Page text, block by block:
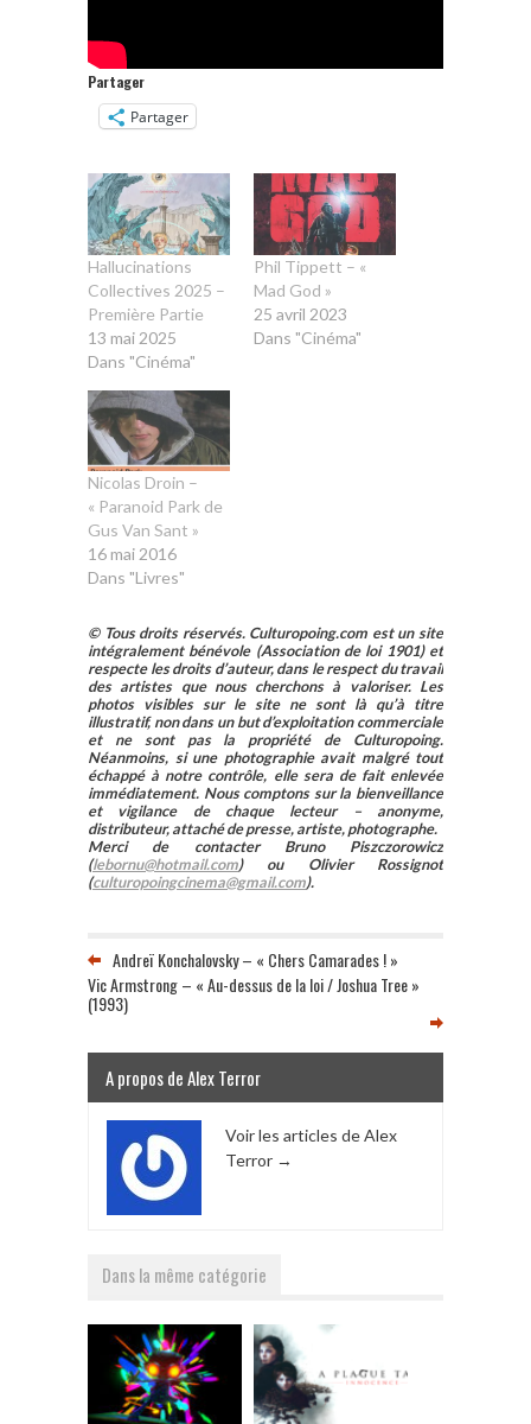
Partager
Partager
Hallucinations
Collectives 2025 –
Première Partie
13 mai 2025
Dans "Cinéma"
Phil Tippett – «
Mad God »
25 avril 2023
Dans "Cinéma"
Nicolas Droin –
« Paranoid Park de
Gus Van Sant »
16 mai 2016
Dans "Livres"
© Tous droits réservés. Culturopoing.com est un site
intégralement bénévole (Association de loi 1901) et
respecte les droits d’auteur, dans le respect du travail
des artistes que nous cherchons à valoriser. Les
photos visibles sur le site ne sont là qu’à titre
illustratif, non dans un but d’exploitation commerciale
et ne sont pas la propriété de Culturopoing.
Néanmoins, si une photographie avait malgré tout
échappé à notre contrôle, elle sera de fait enlevée
immédiatement. Nous comptons sur la bienveillance
et vigilance de chaque lecteur – anonyme,
distributeur, attaché de presse, artiste, photographe.
Merci de contacter Bruno Piszczorowicz
(lebornu@hotmail.com) ou Olivier Rossignot
(culturopoingcinema@gmail.com).
Andreï Konchalovsky – « Chers Camarades ! »
Vic Armstrong – « Au-dessus de la loi / Joshua Tree »
(1993)
A propos de Alex Terror
Voir les articles de Alex
Terror →
Dans la même catégorie